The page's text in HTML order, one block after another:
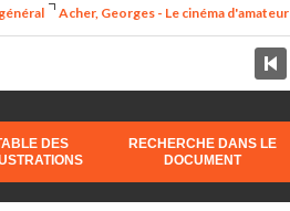
Acher, Georges - Le cinéma d'amateur
DES
RECHERCHE DANS LE
DOCUMENT